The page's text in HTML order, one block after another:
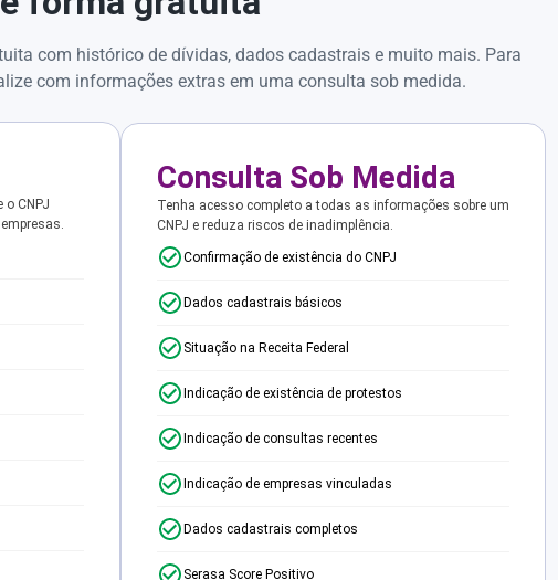
com histórico de dívidas, dados cadastrais e muito mais. Para
com informações extras em uma consulta sob medida.
CNPJ
Consulta Sob Medida
Tenha acesso completo a todas as informações sobre um
CNPJ e reduza riscos de inadimplência.
Confirmação de existência do CNPJ
Dados cadastrais básicos
Situação na Receita Federal
Indicação de existência de protestos
Indicação de consultas recentes
Indicação de empresas vinculadas
Dados cadastrais completos
Serasa Score Positivo